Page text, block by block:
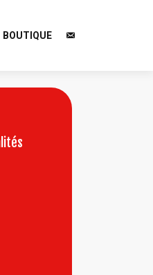
BOUTIQUE